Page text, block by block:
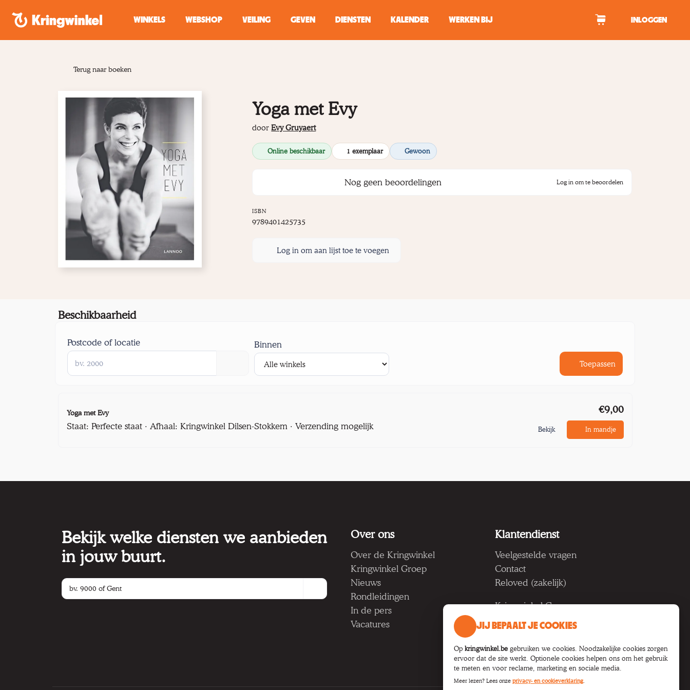
WINKELS
WEBSHOP VEILING GEVEN DIENSTEN KALENDER WERKEN BIJ INLOGGEN
Terug naar boeken
Yoga met Evy
doorEvy Gruyaert
Online beschikbaar 1 exemplaar Gewoon
Nog geen beoordelingen Log in om te beoordelen
ISBN
9789401425735
Log in om aan lijst toe te voegen
Beschikbaarheid
Postcode of locatie Binnen
Toepassen
Yoga met Evy
Staat: Perfecte staat · Afhaal: Kringwinkel Dilsen-Stokkem · Verzending mogelijk
€9,00
Bekijk In mandje
Bekijk welke diensten we aanbieden
in jouw buurt.
Over ons
Over de Kringwinkel
Kringwinkel Groep
Nieuws
Rondleidingen
In de pers
Vacatures
Klantendienst
Veelgestelde vragen
Contact
Reloved (zakelijk)
Kringwinkel Groep vzw
Koning Albertlaan 124, 9000
BTW BE 1033.922.208
JIJ BEPAALT JE COOKIES
Op kringwinkel.be gebruiken we cookies. Noodzakelijke cookies zorgen
ervoor dat de site werkt. Optionele cookies helpen ons om het gebruik
te meten en voor reclame, marketing en sociale media.
Meer lezen? Lees onze privacy- en cookieverklaring.